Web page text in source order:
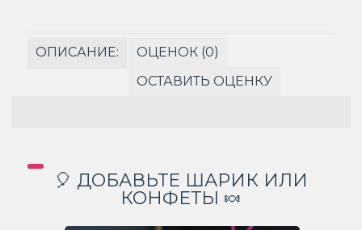
ОПИСАНИЕ:
ОЦЕНОК (0)
ОСТАВИТЬ ОЦЕНКУ
🎈 ДОБАВЬТЕ ШАРИК ИЛИ
КОНФЕТЫ 🍬